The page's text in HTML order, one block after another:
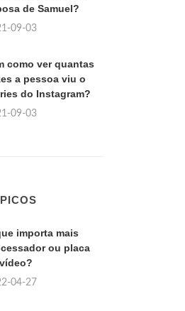
de Samuel?
09-03
como ver quantas
a pessoa viu o
do Instagram?
09-03
importa mais
ou placa
04-27